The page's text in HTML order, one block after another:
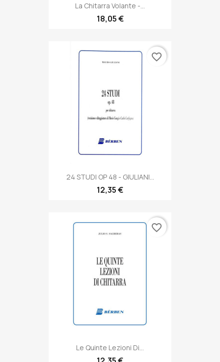
La Chitarra Volante -...
18,05 €
24 STUDI OP 48 - GIULIANI...
12,35 €
favorite_border
Le Quinte Lezioni Di...
favorite_border